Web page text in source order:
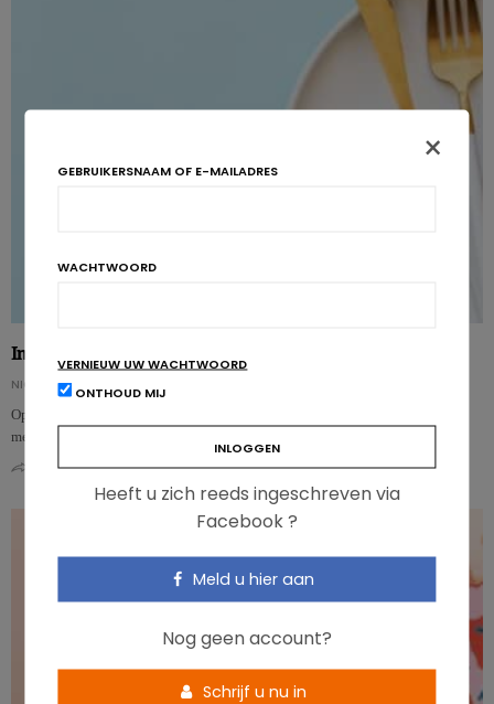
Intermittent fasting: zin of onzin?
NICOLAS GUGGENBÜHL
Op sociale media is het een hot topic en wordt het gepresenteerd als dé
methode om moeiteloos kilo’s kwijt te raken. Toch is de effectiviteit …
0
×
GEBRUIKERSNAAM OF E-MAILADRES
WACHTWOORD
VERNIEUW UW WACHTWOORD
ONTHOUD MIJ
Heeft u zich reeds ingeschreven via
Facebook ?
Meld u hier aan
Nog geen account?
Schrijf u nu in